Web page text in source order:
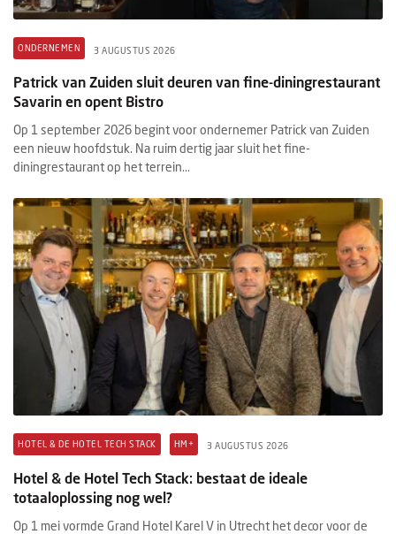
ONDERNEMEN 3 AUGUSTUS 2026
Patrick van Zuiden sluit deuren van fine-diningrestaurant
Savarin en opent Bistro
Op 1 september 2026 begint voor ondernemer Patrick van Zuiden
een nieuw hoofdstuk. Na ruim dertig jaar sluit het fine-
diningrestaurant op het terrein...
HOTEL & DE HOTEL TECH STACK HM+ 3 AUGUSTUS 2026
Hotel & de Hotel Tech Stack: bestaat de ideale
totaaloplossing nog wel?
Op 1 mei vormde Grand Hotel Karel V in Utrecht het decor voor de